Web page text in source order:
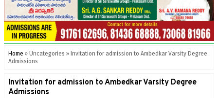
Home » Uncategories » Invitation for admission to Ambedkar Varsity Degree
Admissions
Invitation for admission to Ambedkar Varsity Degree
Admissions